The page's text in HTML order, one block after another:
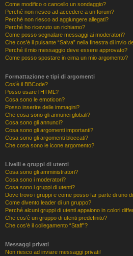
Come modifico o cancello un sondaggio?
Perché non riesco ad accedere a un forum?
Perché non riesco ad aggiungere allegati?
Perché ho ricevuto un richiamo?
Come posso segnalare messaggi ai moderatori?
Che cos’è il pulsante “Salva” nella finestra di invio
Perché il mio messaggio deve essere approvato?
Come posso spostare in cima un mio argomento?
Formattazione e tipi di argomenti
Cos’è il BBCode?
Posso usare l’HTML?
Cosa sono le emoticon?
Posso inserire delle immagini?
Che cosa sono gli annunci globali?
Cosa sono gli annunci?
Cosa sono gli argomenti importanti?
Cosa sono gli argomenti bloccati?
Che cosa sono le icone argomento?
Livelli e gruppi di utenti
Cosa sono gli amministratori?
Cosa sono i moderatori?
Cosa sono i gruppi di utenti?
Dove trovo i gruppi e come posso far parte di uno
Come divento leader di un gruppo?
Perché alcuni gruppi di utenti appaiono in colori
Che cos’è un gruppo di utenti predefinito?
Che cos’è il collegamento “Staff”?
Messaggi privati
Non riesco ad inviare messaggi privati!